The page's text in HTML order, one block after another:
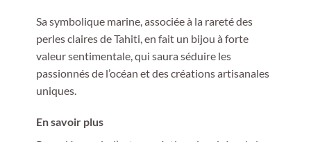
Sa symbolique marine, associée à la rareté des
perles claires de Tahiti, en fait un bijou à forte
valeur sentimentale, qui saura séduire les
passionnés de l’océan et des créations artisanales
uniques.
En savoir plus